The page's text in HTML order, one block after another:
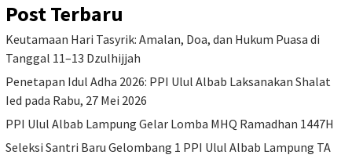
Post Terbaru
Keutamaan Hari Tasyrik: Amalan, Doa, dan Hukum Puasa di
Tanggal 11–13 Dzulhijjah
Penetapan Idul Adha 2026: PPI Ulul Albab Laksanakan Shalat
Ied pada Rabu, 27 Mei 2026
PPI Ulul Albab Lampung Gelar Lomba MHQ Ramadhan 1447H
Seleksi Santri Baru Gelombang 1 PPI Ulul Albab Lampung TA